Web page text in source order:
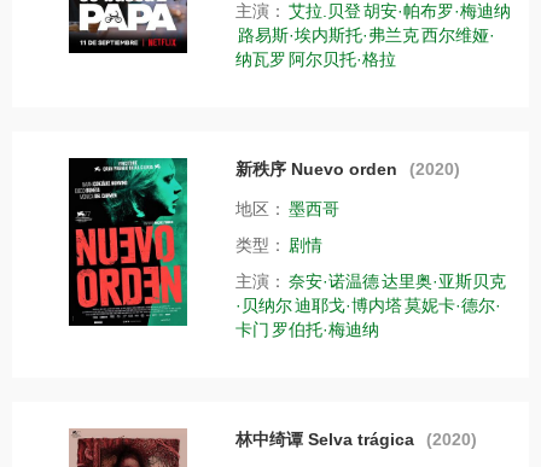
主演： 艾拉.贝登胡安·帕布罗·梅迪纳
路易斯·埃内斯托·弗兰克西尔维娅·
纳瓦罗 阿尔贝托·格拉
新秩序 Nuevo orden (2020)
地区： 墨西哥
类型： 剧情
主演： 奈安·诺温德达里奥·亚斯贝克
·贝纳尔迪耶戈·博内塔莫妮卡·德尔·
卡门 罗伯托·梅迪纳
林中绮谭 Selva trágica (2020)